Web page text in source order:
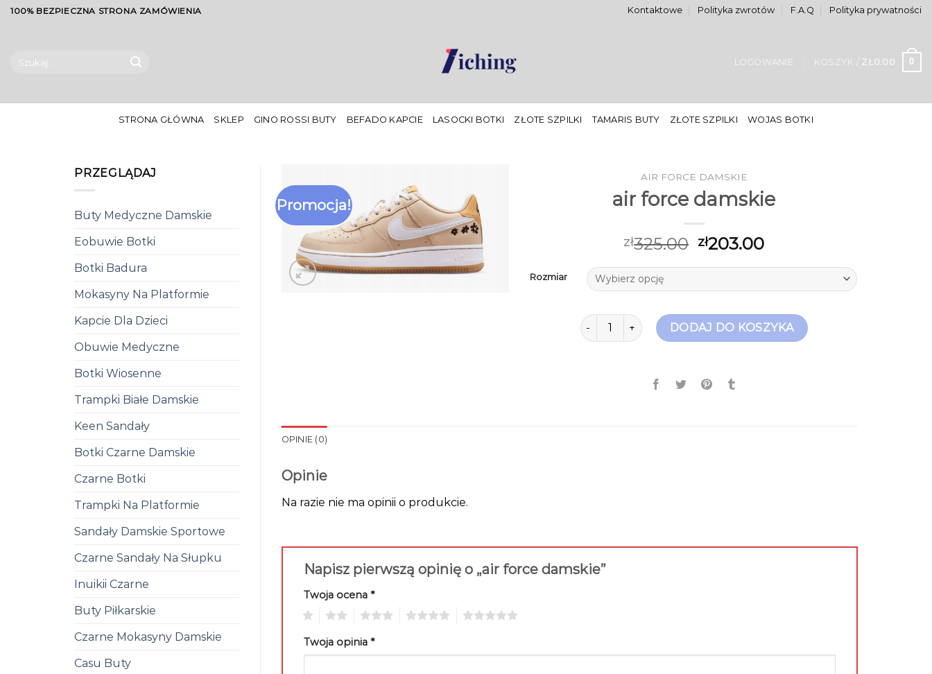
Skip100% BEZPIECZNA STRONA ZAMÓWIENIA Kontaktowe Polityka zwrotów F.A.Q Polityka prywatności
LOGOWANIE KOSZYK / ZŁ 0.00 0
STRONA GŁÓWNA SKLEP GINO ROSSI BUTY BEFADO KAPCIE LASOCKI BOTKI ZŁOTE SZPILKI TAMARIS BUTY ZŁOTE SZPILKI WOJAS BOTKI
PRZEGLĄDAJ
Buty Medyczne Damskie
Eobuwie Botki
Botki Badura
Mokasyny Na Platformie
Kapcie Dla Dzieci
Obuwie Medyczne
Botki Wiosenne
Trampki Białe Damskie
Keen Sandały
Botki Czarne Damskie
Czarne Botki
Trampki Na Platformie
Sandały Damskie Sportowe
Czarne Sandały Na Słupku
Inuikii Czarne
Buty Piłkarskie
Czarne Mokasyny Damskie
Casu Buty
Promocja!
AIR FORCE DAMSKIE
air force damskie
zł325.00 zł203.00
Rozmiar
ilość air force damskieDODAJ DO KOSZYKA
OPINIE (0)
Opinie
Na razie nie ma opinii o produkcie.
Napisz pierwszą opinię o „air force damskie”
Twoja ocena *
Twoja opinia *